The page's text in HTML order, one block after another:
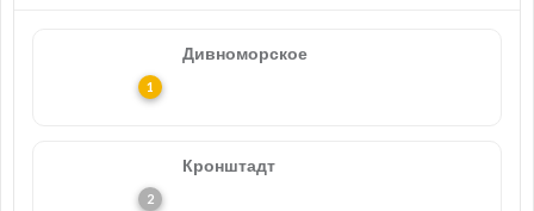
Дивноморское
Кронштадт